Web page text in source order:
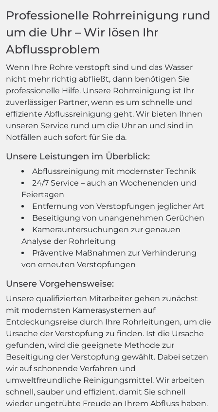
Professionelle Rohrreinigung rund
um die Uhr – Wir lösen Ihr
Abflussproblem
Wenn Ihre Rohre verstopft sind und das Wasser
nicht mehr richtig abfließt, dann benötigen Sie
professionelle Hilfe. Unsere Rohrreinigung ist Ihr
zuverlässiger Partner, wenn es um schnelle und
effiziente Abflussreinigung geht. Wir bieten Ihnen
unseren Service rund um die Uhr an und sind in
Notfällen auch sofort für Sie da.
Unsere Leistungen im Überblick:
Abflussreinigung mit modernster Technik
24/7 Service – auch an Wochenenden und
Feiertagen
Entfernung von Verstopfungen jeglicher Art
Beseitigung von unangenehmen Gerüchen
Kamerauntersuchungen zur genauen
Analyse der Rohrleitung
Präventive Maßnahmen zur Verhinderung
von erneuten Verstopfungen
Unsere Vorgehensweise:
Unsere qualifizierten Mitarbeiter gehen zunächst
mit modernsten Kamerasystemen auf
Entdeckungsreise durch Ihre Rohrleitungen, um die
Ursache der Verstopfung zu finden. Ist die Ursache
gefunden, wird die geeignete Methode zur
Beseitigung der Verstopfung gewählt. Dabei setzen
wir auf schonende Verfahren und
umweltfreundliche Reinigungsmittel. Wir arbeiten
schnell, sauber und effizient, damit Sie schnell
wieder ungetrübte Freude an Ihrem Abfluss haben.